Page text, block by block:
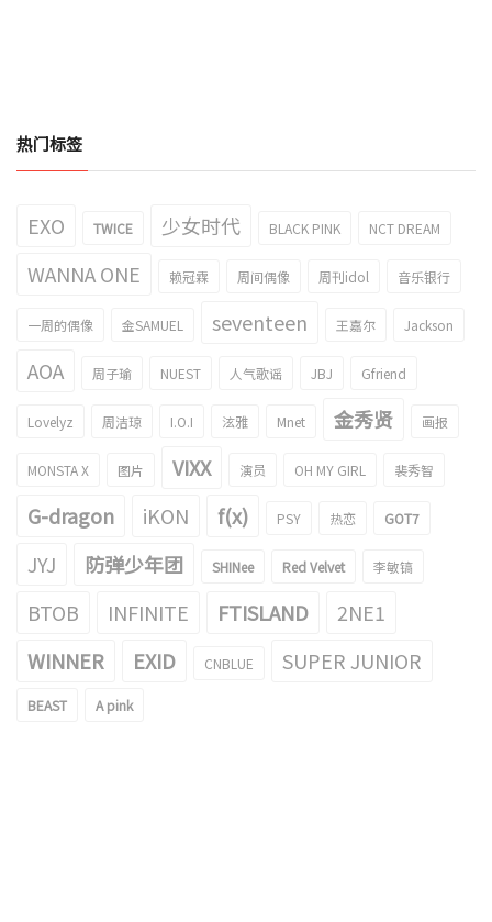
热门标签
EXO TWICE 少女时代 BLACK PINK NCT DREAM
WANNA ONE 赖冠霖 周间偶像 周刊idol 音乐银行
一周的偶像 金SAMUEL seventeen 王嘉尔 Jackson
AOA 周子瑜 NUEST 人气歌谣 JBJ Gfriend
Lovelyz 周洁琼 I.O.I 泫雅 Mnet 金秀贤 画报
MONSTA X 图片 VIXX 演员 OH MY GIRL 裴秀智
G-dragon iKON f(x) PSY 热恋 GOT7
JYJ 防弹少年团 SHINee Red Velvet 李敏镐
BTOB INFINITE FTISLAND
2NE1
WINNER
EXID CNBLUE SUPER JUNIOR
BEAST A pink